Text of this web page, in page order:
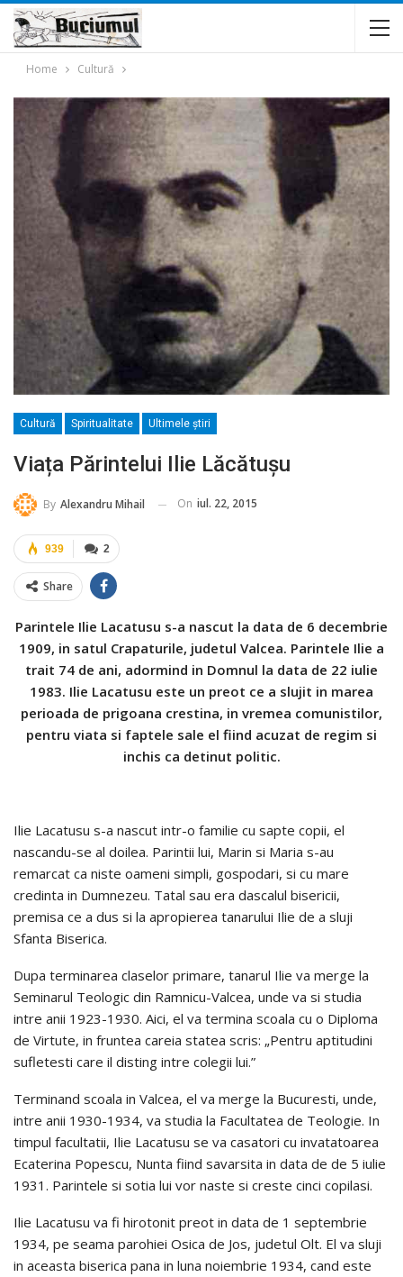
Home Cultură
Cultură Spiritualitate Ultimele ştiri
Viața Părintelui Ilie Lăcătușu
By Alexandru Mihail On iul. 22, 2015
2
939
Share
Parintele Ilie Lacatusu s-a nascut la data de 6 decembrie
1909, in satul Crapaturile, judetul Valcea. Parintele Ilie a
trait 74 de ani, adormind in Domnul la data de 22 iulie
1983. Ilie Lacatusu este un preot ce a slujit in marea
perioada de prigoana crestina, in vremea comunistilor,
pentru viata si faptele sale el fiind acuzat de regim si
inchis ca detinut politic.
Ilie Lacatusu s-a nascut intr-o familie cu sapte copii, el
nascandu-se al doilea. Parintii lui, Marin si Maria s-au
remarcat ca niste oameni simpli, gospodari, si cu mare
credinta in Dumnezeu. Tatal sau era dascalul bisericii,
premisa ce a dus si la apropierea tanarului Ilie de a sluji
Sfanta Biserica.
Dupa terminarea claselor primare, tanarul Ilie va merge la
Seminarul Teologic din Ramnicu-Valcea, unde va si studia
intre anii 1923-1930. Aici, el va termina scoala cu o Diploma
de Virtute, in fruntea careia statea scris: „Pentru aptitudini
sufletesti care il disting intre colegii lui.”
Terminand scoala in Valcea, el va merge la Bucuresti, unde,
intre anii 1930-1934, va studia la Facultatea de Teologie. In
timpul facultatii, Ilie Lacatusu se va casatori cu invatatoarea
Ecaterina Popescu, Nunta fiind savarsita in data de de 5 iulie
1931. Parintele si sotia lui vor naste si creste cinci copilasi.
Ilie Lacatusu va fi hirotonit preot in data de 1 septembrie
1934, pe seama parohiei Osica de Jos, judetul Olt. El va sluji
in aceasta biserica pana in luna noiembrie 1934, cand este